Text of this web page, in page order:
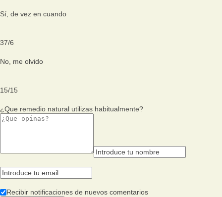
Sí, de vez en cuando
37/6
No, me olvido
15/15
¿Que remedio natural utilizas habitualmente?
Recibir notificaciones de nuevos comentarios